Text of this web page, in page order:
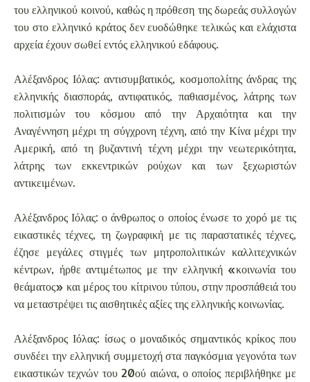
του ελληνικού κοινού, καθώς η πρόθεση της δωρεάς συλλογών
του στο ελληνικό κράτος δεν ευοδώθηκε τελικώς και ελάχιστα
αρχεία έχουν σωθεί εντός ελληνικού εδάφους.
Αλέξανδρος Ιόλας: αντισυμβατικός, κοσμοπολίτης άνδρας της
ελληνικής διασποράς, αντιφατικός, παθιασμένος, λάτρης των
πολιτισμών του κόσμου από την Αρχαιότητα και την
Αναγέννηση μέχρι τη σύγχρονη τέχνη, από την Κίνα μέχρι την
Αμερική, από τη βυζαντινή τέχνη μέχρι την νεωτερικότητα,
λάτρης των εκκεντρικών ρούχων και των ξεχωριστών
αντικειμένων.
Αλέξανδρος Ιόλας: ο άνθρωπος ο οποίος ένωσε το χορό με τις
εικαστικές τέχνες, τη ζωγραφική με τις παραστατικές τέχνες,
έζησε μεγάλες στιγμές των μητροπολιτικών καλλιτεχνικών
κέντρων, ήρθε αντιμέτωπος με την ελληνική «κοινωνία του
θεάματος» και μέρος του κίτρινου τύπου, στην προσπάθειά του
να μεταστρέψει τις αισθητικές αξίες της ελληνικής κοινωνίας.
Αλέξανδρος Ιόλας: ίσως ο μοναδικός σημαντικός κρίκος που
συνδέει την ελληνική συμμετοχή στα παγκόσμια γεγονότα των
εικαστικών τεχνών του 20ού αιώνα, ο οποίος περιβλήθηκε με